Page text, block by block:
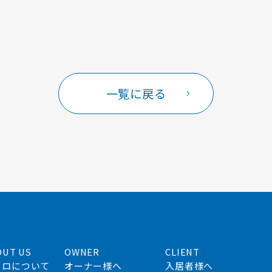
一覧に戻る
US
について
OWNER
オーナー様へ
CLIENT
入居者様へ